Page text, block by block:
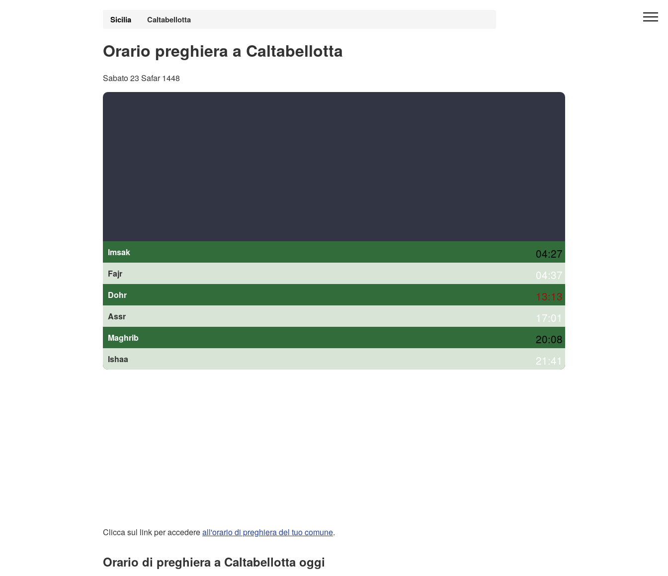
Sicilia Caltabellotta
Orario preghiera a Caltabellotta
Sabato 23 Safar 1448
Imsak 04:27
Fajr 04:37
Dohr 13:13
Assr 17:01
Maghrib 20:08
Ishaa 21:41
Clicca sul link per accedereall'orario di preghiera del tuo comune.
Orario di preghiera a Caltabellotta oggi